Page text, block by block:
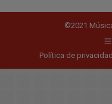
©2021
Política de privacidad